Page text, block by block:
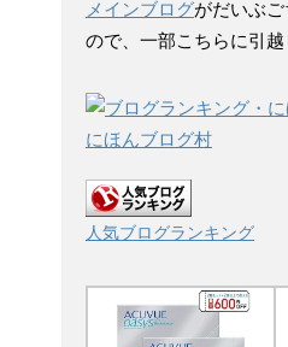
メインブログがだいぶ
ので、一部こちらに引越
にほんブログ村
人気ブログランキング